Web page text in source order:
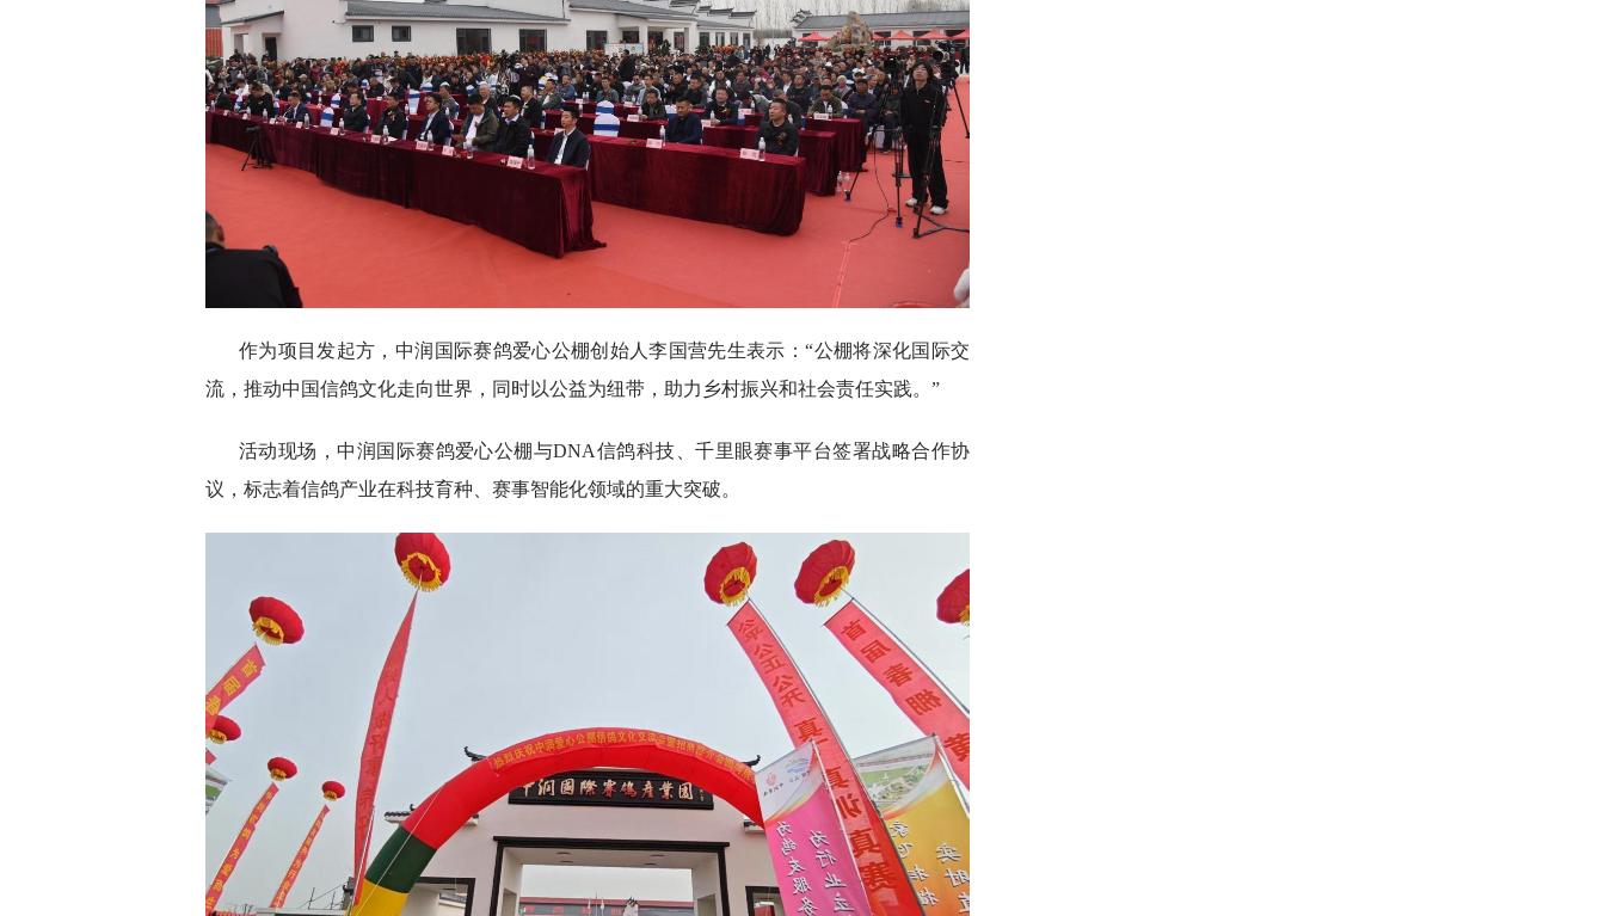
作为项目发起方，中润国际赛鸽爱心公棚创始人李国营先生表示：“公棚将深化国际交
流，推动中国信鸽文化走向世界，同时以公益为纽带，助力乡村振兴和社会责任实践。”
活动现场，中润国际赛鸽爱心公棚与DNA信鸽科技、千里眼赛事平台签署战略合作协
议，标志着信鸽产业在科技育种、赛事智能化领域的重大突破。